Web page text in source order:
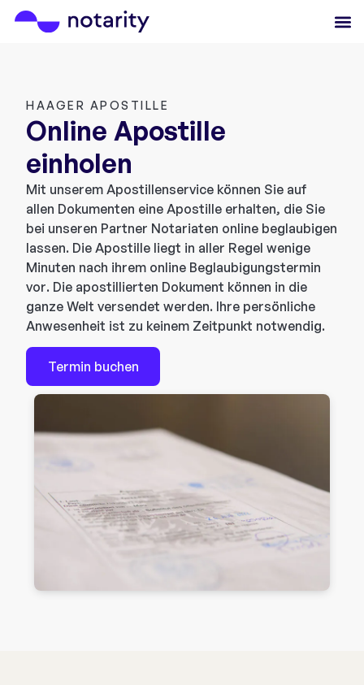
HAAGER APOSTILLE
Online Apostille
einholen
Mit unserem Apostillenservice können Sie auf
allen Dokumenten eine Apostille erhalten, die Sie
bei unseren Partner Notariaten online beglaubigen
lassen. Die Apostille liegt in aller Regel wenige
Minuten nach ihrem online Beglaubigungstermin
vor. Die apostillierten Dokument können in die
ganze Welt versendet werden. Ihre persönliche
Anwesenheit ist zu keinem Zeitpunkt notwendig.
Termin buchen